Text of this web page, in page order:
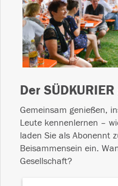
Der
Gemeinsam genießen,
Leute kennenlernen –
laden Sie als Abonennt
Beisammensein ein.
Gesellschaft?